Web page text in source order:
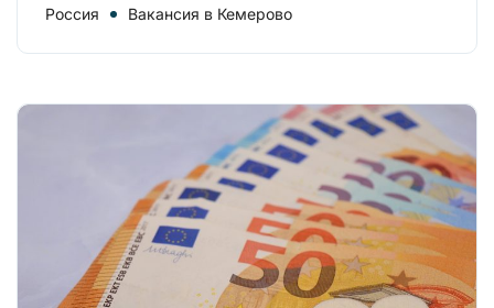
Россия Вакансия в Кемерово